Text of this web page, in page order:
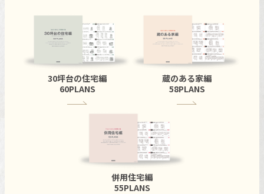
30坪台の住宅編
60PLANS
蔵のある家編
58PLANS
併用住宅編
55PLANS